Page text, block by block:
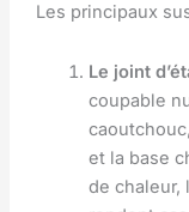
Les principaux
Le joint
coupable
et la base
de chaleur,